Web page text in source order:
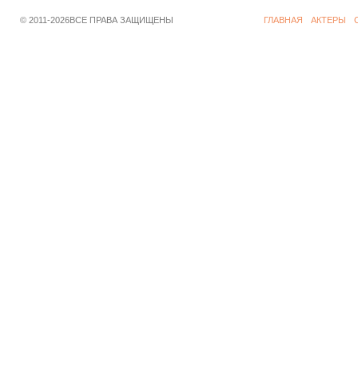
© 2011-2026ВСЕ ПРАВА ЗАЩИЩЕНЫ ГЛАВНАЯ АКТЕРЫ